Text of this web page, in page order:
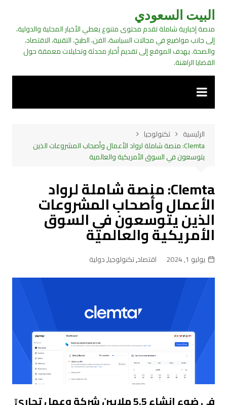
التجاوز
المحتوى
البيت السعودي
منصة إخبارية شاملة تقدم محتوى متنوع يغطي الأخبار المحلية والدولية،
إلى جانب مواضيع في مجالات السياسة، الفن، الطبخ، التقنية، الاقتصاد،
والصحة. يهدف الموقع إلى تقديم أخبار محدثة وتحليلات معمقة حول
القضايا الراهنة.
الرئيسية
تكنولوجيا
Clemta: منصة شاملة لرواد الأعمال وأصحاب المشروعات الذين
يتوسعون في السوق الأمريكية والعالمية
Clemta: منصة شاملة لرواد
الأعمال وأصحاب المشروعات
الذين يتوسعون في السوق
الأمريكية والعالمية
يوليو 1, 2024 اقتصاد,تكنولوجيا,دولية
في ضوء إنشاء 5.5 ملايين شركة وعملٍ تجاريٍّ